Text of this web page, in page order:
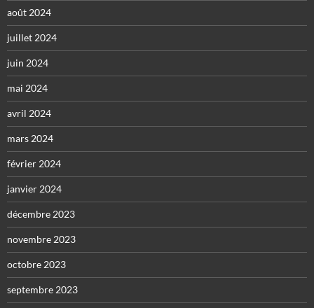
août 2024
juillet 2024
juin 2024
mai 2024
avril 2024
mars 2024
février 2024
janvier 2024
décembre 2023
novembre 2023
octobre 2023
septembre 2023